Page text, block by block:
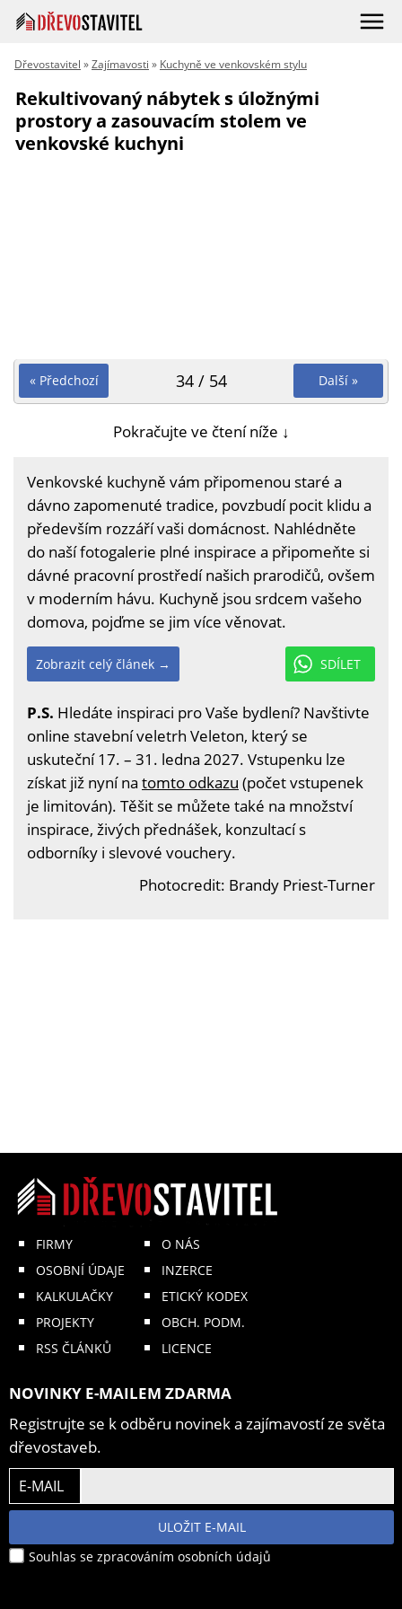
Dřevostavitel »Zajímavosti » Kuchyně ve venkovském stylu
Rekultivovaný nábytek s úložnými
prostory a zasouvacím stolem ve
venkovské kuchyni
« Předchozí Další »
34 / 54
Pokračujte ve čtení níže ↓
Venkovské kuchyně vám připomenou staré a
dávno zapomenuté tradice, povzbudí pocit klidu a
především rozzáří vaši domácnost. Nahlédněte
do naší fotogalerie plné inspirace a připomeňte si
dávné pracovní prostředí našich prarodičů, ovšem
v moderním hávu. Kuchyně jsou srdcem vašeho
domova, pojďme se jim více věnovat.
SDÍLET
Zobrazit celý článek →
P.S. Hledáte inspiraci pro Vaše bydlení? Navštivte
online stavební veletrh Veleton, který se
uskuteční 17. – 31. ledna 2027. Vstupenku lze
získat již nyní na tomto odkazu (počet vstupenek
je limitován). Těšit se můžete také na množství
inspirace, živých přednášek, konzultací s
odborníky i slevové vouchery.
Photocredit: Brandy Priest-Turner
FIRMY
OSOBNÍ ÚDAJE
KALKULAČKY
PROJEKTY
RSS ČLÁNKŮ
O NÁS
INZERCE
ETICKÝ KODEX
OBCH. PODM.
LICENCE
NOVINKY E-MAILEM ZDARMA
Registrujte se k odběru novinek a zajímavostí ze světa
dřevostaveb.
E-MAIL
ULOŽIT E-MAIL
Souhlas se zpracováním osobních údajů